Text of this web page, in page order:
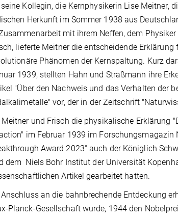
Kollegin, die Kernphysikerin Lise Meitner,
Herkunft im Sommer 1938 aus
mit ihrem Neffen, dem Physiker
lieferte Meitner die entscheidende Erklärung
Phänomen der Kernspaltung. Kurz
1939, stellten Hahn und Straßmann ihre
"Über den Nachweis und das Verhalten der
vor, der in der Zeitschrift
Meitner und Frisch die physikalische Erklärung
im Februar 1939 im
Award 2023“ auch der Königlich
dem Niels Bohr Institut der Universität
Artikel gearbeitet hatten.
an die bahnbrechende Entdeckung
Planck-Gesellschaft wurde, 1944 den